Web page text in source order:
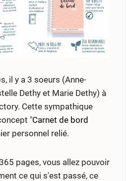
il y a 3 soeurs (Anne-
Dethy et Marie Dethy) à
Cette sympathique
"Carnet de bord
personnel relié.
pages, vous allez pouvoir
ce qui s'est passé, ce